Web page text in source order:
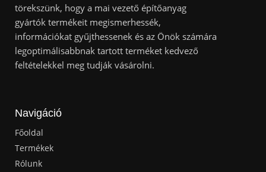
törekszünk, hogy a mai vezető építőanyag
gyártók termékeit megismerhessék,
információkat gyűjthessenek és az Önök számára
legoptimálisabbnak tartott terméket kedvező
feltételekkel meg tudják vásárolni.
Navigáció
Főoldal
Termékek
Rólunk